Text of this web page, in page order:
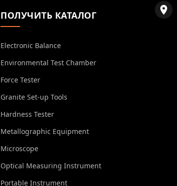
ПОЛУЧИТЬ КАТАЛОГ
Electronic Balance
Environmental Test Chamber
Force Tester
Granite Set-up Tools
Hardness Tester
Metallographic Equipment
Microscope
Optical Measuring Instrument
Portable Instrument